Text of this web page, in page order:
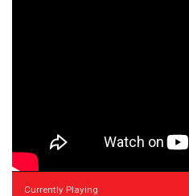
Currently Playing